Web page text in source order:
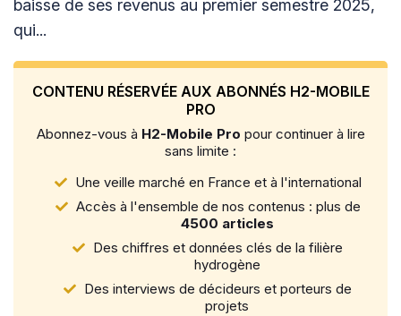
baisse de ses revenus au premier semestre 2025,
qui...
CONTENU RÉSERVÉE AUX ABONNÉS H2-MOBILE
PRO
Abonnez-vous à H2-Mobile Pro pour continuer à lire
sans limite :
Une veille marché en France et à l'international
Accès à l'ensemble de nos contenus : plus de
4500 articles
Des chiffres et données clés de la filière
hydrogène
Des interviews de décideurs et porteurs de
projets